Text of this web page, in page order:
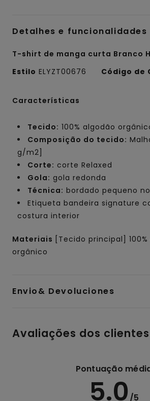
Detalhes e funcionalidades
T-shirt de manga curta Branco
Estilo ELYZT00676 Código de
Características
Tecido: 100% algodão
Composição do tecido:
g/m2]
Corte: corte Relaxed
Gola: gola redonda
Técnica: bordado pequeno
Etiqueta bandeira signature
costura interior
Materiais
[Tecido principal]
orgânico
Envio& Devoluciones
Avaliações dos clientes
Pontuação
5.0 /5